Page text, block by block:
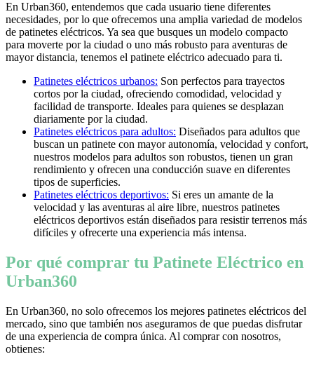
En Urban360, entendemos que cada usuario tiene diferentes
necesidades, por lo que ofrecemos una amplia variedad de modelos
de patinetes eléctricos. Ya sea que busques un modelo compacto
para moverte por la ciudad o uno más robusto para aventuras de
mayor distancia, tenemos el patinete eléctrico adecuado para ti.
Patinetes eléctricos urbanos: Son perfectos para trayectos
cortos por la ciudad, ofreciendo comodidad, velocidad y
facilidad de transporte. Ideales para quienes se desplazan
diariamente por la ciudad.
Patinetes eléctricos para adultos: Diseñados para adultos que
buscan un patinete con mayor autonomía, velocidad y confort,
nuestros modelos para adultos son robustos, tienen un gran
rendimiento y ofrecen una conducción suave en diferentes
tipos de superficies.
Patinetes eléctricos deportivos: Si eres un amante de la
velocidad y las aventuras al aire libre, nuestros patinetes
eléctricos deportivos están diseñados para resistir terrenos más
difíciles y ofrecerte una experiencia más intensa.
Por qué comprar tu Patinete Eléctrico en
Urban360
En Urban360, no solo ofrecemos los mejores patinetes eléctricos del
mercado, sino que también nos aseguramos de que puedas disfrutar
de una experiencia de compra única. Al comprar con nosotros,
obtienes: